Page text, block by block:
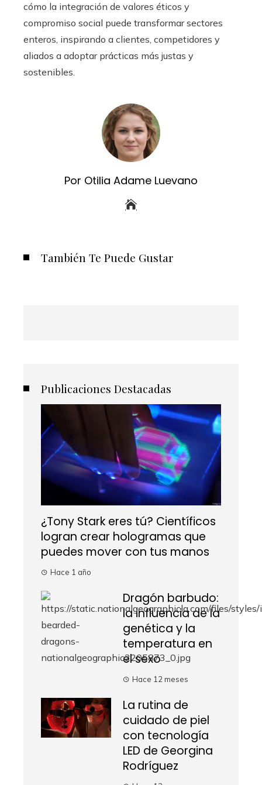
cómo la integración de valores éticos y
compromiso social puede transformar sectores
enteros, inspirando a clientes, competidores y
aliados a adoptar prácticas más justas y
sostenibles.
Por Otilia Adame Luevano
También Te Puede Gustar
Publicaciones Destacadas
¿Tony Stark eres tú? Científicos
logran crear hologramas que
puedes mover con tus manos
Hace 1 año
Dragón barbudo:
la influencia de la
genética y la
temperatura en
el sexo
Hace 12 meses
La rutina de
cuidado de piel
con tecnología
LED de Georgina
Rodríguez